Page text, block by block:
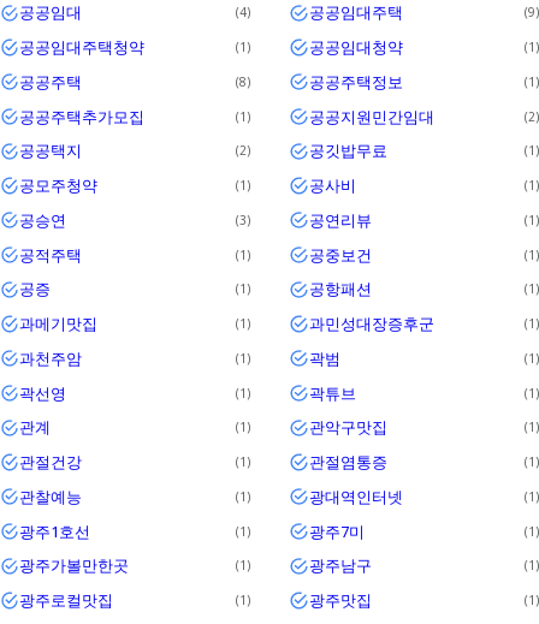
공공임대 4 공공임대주택 9
공공임대주택청약 1 공공임대청약 1
공공주택 8 공공주택정보 1
공공주택추가모집 1 공공지원민간임대 2
공공택지 2 공깃밥무료 1
공모주청약 1 공사비 1
공승연 3 공연리뷰 1
공적주택 1 공중보건 1
공증 1 공항패션 1
과메기맛집 1 과민성대장증후군 1
과천주암 1 곽범 1
곽선영 1 곽튜브 1
관계 1 관악구맛집 1
관절건강 1 관절염통증 1
관찰예능 1 광대역인터넷 1
광주1호선 1 광주7미 1
광주가볼만한곳 1 광주남구 1
광주로컬맛집 1 광주맛집 1